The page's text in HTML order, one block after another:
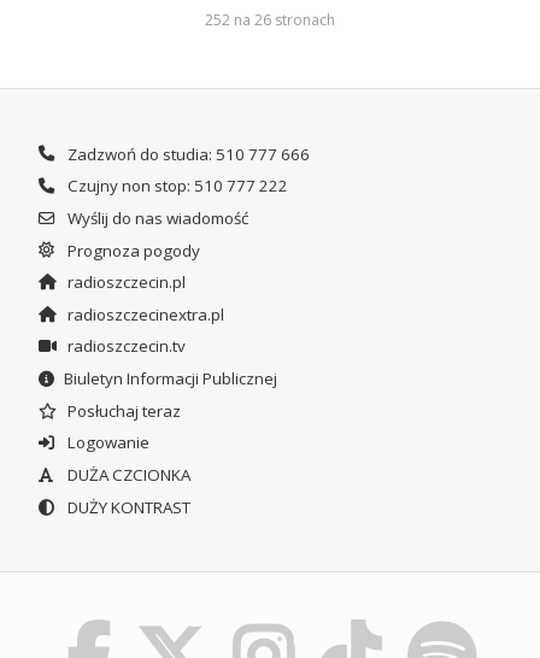
252 na 26 stronach
Zadzwoń do studia: 510 777 666
Czujny non stop: 510 777 222
Wyślij do nas wiadomość
Prognoza pogody
radioszczecin.pl
radioszczecinextra.pl
radioszczecin.tv
Biuletyn Informacji Publicznej
Posłuchaj teraz
Logowanie
DUŻA CZCIONKA
DUŻY KONTRAST